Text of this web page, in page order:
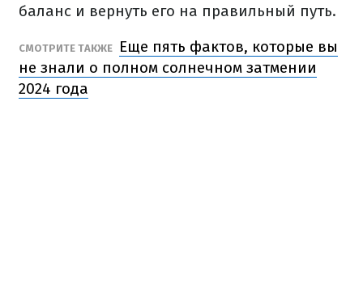
баланс и вернуть его на правильный путь.
СМОТРИТЕ ТАКЖЕ
Еще пять фактов, которые вы
не знали о полном солнечном затмении
2024 года